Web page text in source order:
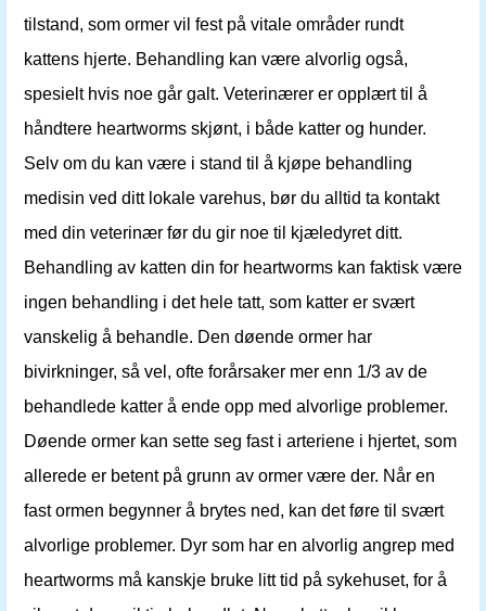
tilstand, som ormer vil fest på vitale områder rundt
kattens hjerte. Behandling kan være alvorlig også,
spesielt hvis noe går galt. Veterinærer er opplært til å
håndtere heartworms skjønt, i både katter og hunder.
Selv om du kan være i stand til å kjøpe behandling
medisin ved ditt lokale varehus, bør du alltid ta kontakt
med din veterinær før du gir noe til kjæledyret ditt.
Behandling av katten din for heartworms kan faktisk være
ingen behandling i det hele tatt, som katter er svært
vanskelig å behandle. Den døende ormer har
bivirkninger, så vel, ofte forårsaker mer enn 1/3 av de
behandlede katter å ende opp med alvorlige problemer.
Døende ormer kan sette seg fast i arteriene i hjertet, som
allerede er betent på grunn av ormer være der. Når en
fast ormen begynner å brytes ned, kan det føre til svært
alvorlige problemer. Dyr som har en alvorlig angrep med
heartworms må kanskje bruke litt tid på sykehuset, for å